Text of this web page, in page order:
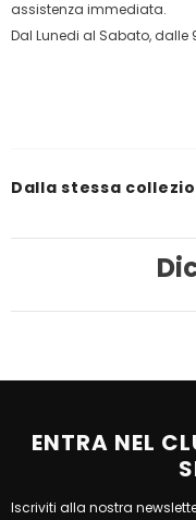
assistenza immediata.
Dal Lunedi al Sabato, dalle
Dalla stessa
ENTRA NEL
Iscriviti alla nostra